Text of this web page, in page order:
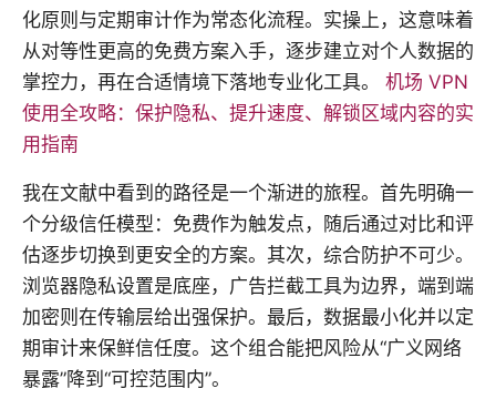
化原则与定期审计作为常态化流程。实操上，这意味着
从对等性更高的免费方案入手，逐步建立对个人数据的
掌控力，再在合适情境下落地专业化工具。 机场 VPN
使用全攻略：保护隐私、提升速度、解锁区域内容的实
用指南
我在文献中看到的路径是一个渐进的旅程。首先明确一
个分级信任模型：免费作为触发点，随后通过对比和评
估逐步切换到更安全的方案。其次，综合防护不可少。
浏览器隐私设置是底座，广告拦截工具为边界，端到端
加密则在传输层给出强保护。最后，数据最小化并以定
期审计来保鲜信任度。这个组合能把风险从“广义网络
暴露”降到“可控范围内”。